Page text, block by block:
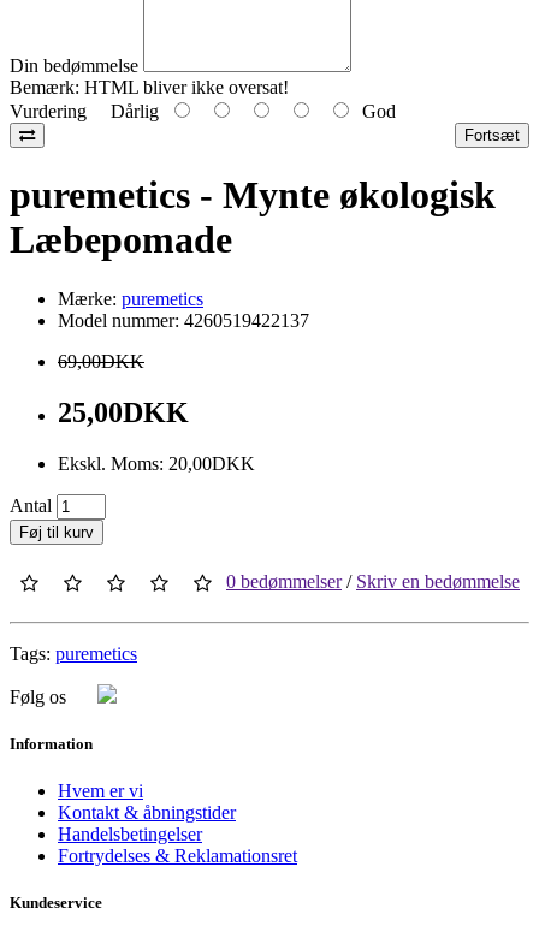
Din bedømmelse
Bemærk: HTML bliver ikke oversat!
Vurdering Dårlig God
Fortsæt
puremetics - Mynte økologisk
Læbepomade
Mærke: puremetics
Model nummer: 4260519422137
69,00DKK
25,00DKK
Ekskl. Moms: 20,00DKK
Antal
Føj til kurv
0 bedømmelser/ Skriv en bedømmelse
Tags: puremetics
Følg os
Information
Hvem er vi
Kontakt & åbningstider
Handelsbetingelser
Fortrydelses & Reklamationsret
Kundeservice